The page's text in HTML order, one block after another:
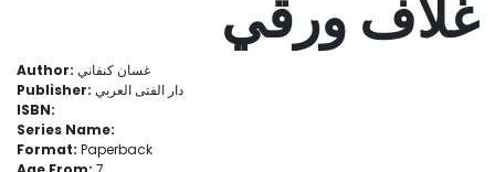
غلاف ورقي
Author: غسان كنفاني
Publisher: دار الفتى العربي
ISBN:
Series Name:
Format: Paperback